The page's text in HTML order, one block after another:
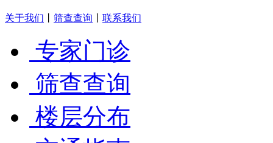
关于我们 筛查查询 联系我们
专家门诊
筛查查询
楼层分布